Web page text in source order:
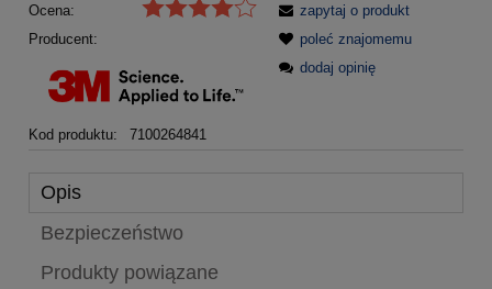
Ocena:
Producent:
Kod produktu: 7100264841
zapytaj o produkt
poleć znajomemu
dodaj opinię
Opis
Bezpieczeństwo
Produkty powiązane